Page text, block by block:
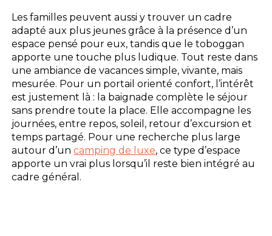
Les familles peuvent aussi y trouver un cadre
adapté aux plus jeunes grâce à la présence d’un
espace pensé pour eux, tandis que le toboggan
apporte une touche plus ludique. Tout reste dans
une ambiance de vacances simple, vivante, mais
mesurée. Pour un portail orienté confort, l’intérêt
est justement là : la baignade complète le séjour
sans prendre toute la place. Elle accompagne les
journées, entre repos, soleil, retour d’excursion et
temps partagé. Pour une recherche plus large
autour d’uncamping de luxe, ce type d’espace
apporte un vrai plus lorsqu’il reste bien intégré au
cadre général.